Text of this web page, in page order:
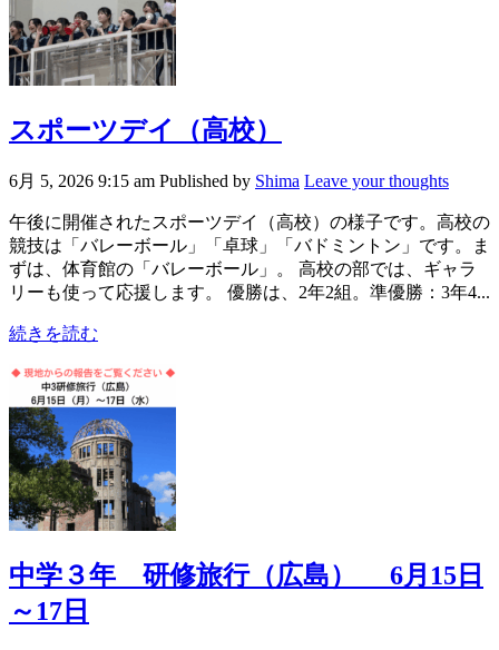
スポーツデイ（高校）
6月 5, 2026 9:15 am Published by Shima Leave your thoughts
午後に開催されたスポーツデイ（高校）の様子です。高校の
競技は「バレーボール」「卓球」「バドミントン」です。ま
ずは、体育館の「バレーボール」。 高校の部では、ギャラ
リーも使って応援します。 優勝は、2年2組。準優勝：3年4...
続きを読む
中学３年 研修旅行（広島） 6月15日
～17日